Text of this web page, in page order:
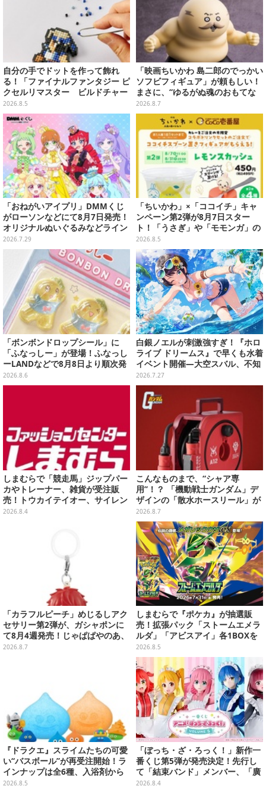
自分の手でドットを作って飾れ
る！「ファイナルファンタジー ピ
クセルリマスター ビルドチャー
ムコレクション Vol.3」が予約
開始
2026.8.5
「映画ちいかわ 島二郎のでっかい
ソフビフィギュア」が頼もしい！
まさに、“ゆるがぬ魂のおもてな
し”
2026.8.7
「おねがいアイプリ」DMMくじ
がローソンなどにて8月7日発売！
オリジナルぬいぐるみなどライン
ナップ、各等賞にスペシャルアイ
プリカードが付属
2026.7.29
「ちいかわ」×「ココイチ」キャ
ンペーン第2弾が8月7日スター
ト！「うさぎ」や「モモンガ」の
スプーン置きをGETしよう
2026.8.5
「ボンボンドロップシール」に
「ふなっしー」が登場！ふなっし
ーLANDなどで8月8日より順次発
売
2026.8.6
白銀ノエルが刺激強すぎ！『ホロ
ライブ ドリームス』で早くも水着
イベント開催―大空スバル、不知
火フレアら5人が夏の装いで登場
2026.7.27
しまむらで「競走馬」ジップパー
カやトレーナー、雑貨が受注販
売！トウカイテイオー、サイレン
ススズカなど名馬5頭をデザイン
2026.8.4
こんなものまで、“シャア専
用”！？ 「機動戦士ガンダム」デ
ザインの「散水ホースリール」が
予約開始ーあえて存在感を放つ赤
さ
2026.8.7
「カラフルピーチ」めじるしアク
セサリー第2弾が、ガシャポンに
て8月4週発売！じゃぱぱやのあ、
シヴァたちメンバー11名分ライン
2026.8.7
しまむらで『ポケカ』が抽選販
売！拡張パック「ストームエメラ
ルダ」「アビスアイ」各1BOXを
ラインナップ
2026.8.5
『ドラクエ』スライムたちの可愛
い“バスボール”が再受注開始！ラ
インナップは全6種、入浴剤から
モンスターのフィギュアが出てく
2026.8.5
「ぼっち・ざ・ろっく！」新作一
番くじ第5弾が発売決定！先行し
て「結束バンド」メンバー、「廣
井きくり」のメイド衣装フィギュ
2026.8.4